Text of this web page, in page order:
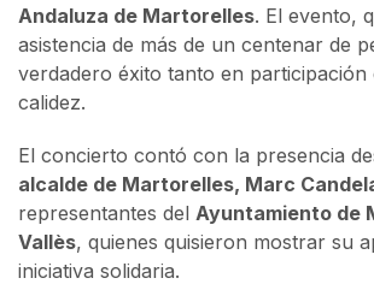
Andaluza de Martorelles. El evento,
asistencia de más de un centenar de
verdadero éxito tanto en participación
calidez.
El concierto contó con la presencia
alcalde de Martorelles, Marc
representantes del Ayuntamiento de
Vallès, quienes quisieron mostrar su
iniciativa solidaria.